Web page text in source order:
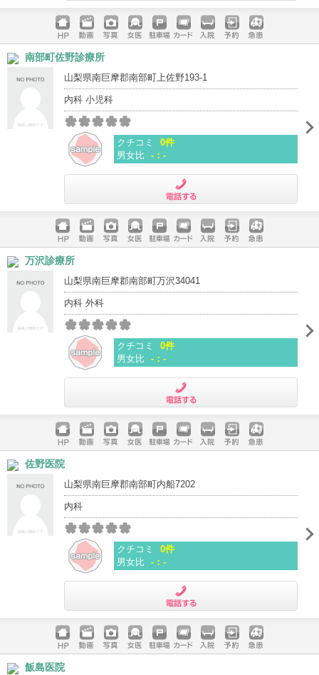
ホームペ
ージ
動画 写真 女医 駐車場
クレジッ
入院 予約 急患
南部町佐野診療所
山梨県南巨摩郡南部町上佐野193-1
内科 小児科
クチコミ
0件
男女比 -：-
ホームペ
ージ
動画 写真 女医 駐車場
クレジッ
入院 予約 急患
万沢診療所
山梨県南巨摩郡南部町万沢34041
内科 外科
クチコミ
0件
男女比 -：-
ホームペ
ージ
動画 写真 女医 駐車場
クレジッ
入院 予約 急患
佐野医院
山梨県南巨摩郡南部町内船7202
内科
クチコミ
0件
男女比 -：-
ホームペ
ージ
動画 写真 女医 駐車場
クレジッ
入院 予約 急患
飯島医院